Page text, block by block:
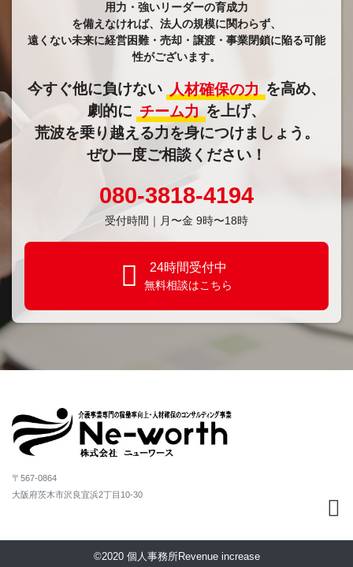
用力・強いリーダーの育成力
​​​​​​​を備えなければ、法人の規模に関わらず、
遠くない未来に経営困難・売却・譲渡・事業閉鎖に陥る可能
性がございます。
今すぐ他に負けない 人材確保の力 を高め、
劇的に チーム力 を上げ、
荒波を乗り越える力を身につけましょう。
ぜひ一度ご相談ください！
080-3818-4194
受付時間｜⽉〜金 9時〜18時
24時間受付中
無料相談はこちら
〒567-0864
大阪府茨木市沢良宜浜2丁目10-30
©2020 個人事務所Revenue increase